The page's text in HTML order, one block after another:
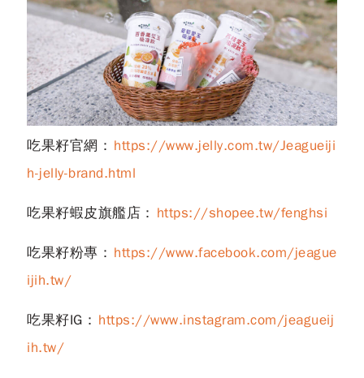
吃果籽官網： https://www.jelly.com.tw/Jeagueiji
h-jelly-brand.html
吃果籽蝦皮旗艦店： https://shopee.tw/fenghsi
吃果籽粉專： https://www.facebook.com/jeague
ijih.tw/
吃果籽IG： https://www.instagram.com/jeagueij
ih.tw/